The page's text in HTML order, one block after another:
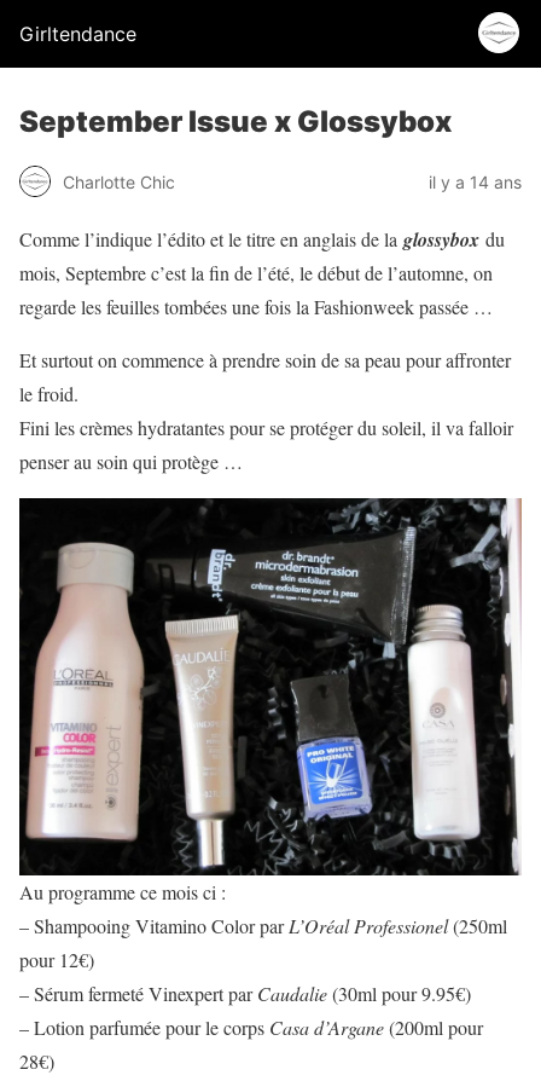
Girltendance
September Issue x Glossybox
Charlotte Chic il y a 14 ans
Comme l’indique l’édito et le titre en anglais de la glossybox du
mois, Septembre c’est la fin de l’été, le début de l’automne, on
regarde les feuilles tombées une fois la Fashionweek passée …
Et surtout on commence à prendre soin de sa peau pour affronter
le froid.
Fini les crèmes hydratantes pour se protéger du soleil, il va falloir
penser au soin qui protège …
Au programme ce mois ci :
– Shampooing Vitamino Color parL’Oréal Professionel(250ml
pour 12€)
– Sérum fermeté Vinexpert parCaudalie(30ml pour 9.95€)
– Lotion parfumée pour le corps Casa d’Argane(200ml pour
28€)